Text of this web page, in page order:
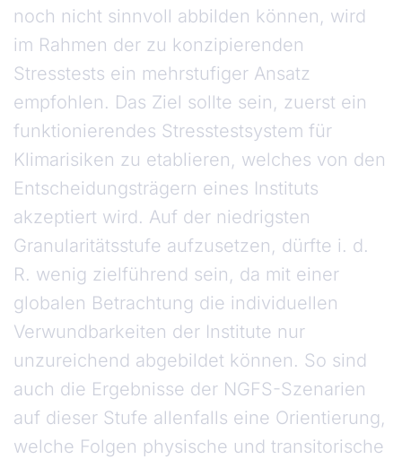
noch nicht sinnvoll abbilden können, wird
im Rahmen der zu konzipierenden
Stresstests ein mehrstufiger Ansatz
empfohlen. Das Ziel sollte sein, zuerst ein
funktionierendes Stresstestsystem für
Klimarisiken zu etablieren, welches von den
Entscheidungsträgern eines Instituts
akzeptiert wird. Auf der niedrigsten
Granularitätsstufe aufzusetzen, dürfte i. d.
R. wenig zielführend sein, da mit einer
globalen Betrachtung die individuellen
Verwundbarkeiten der Institute nur
unzureichend abgebildet können. So sind
auch die Ergebnisse der NGFS-Szenarien
auf dieser Stufe allenfalls eine Orientierung,
welche Folgen physische und transitorische